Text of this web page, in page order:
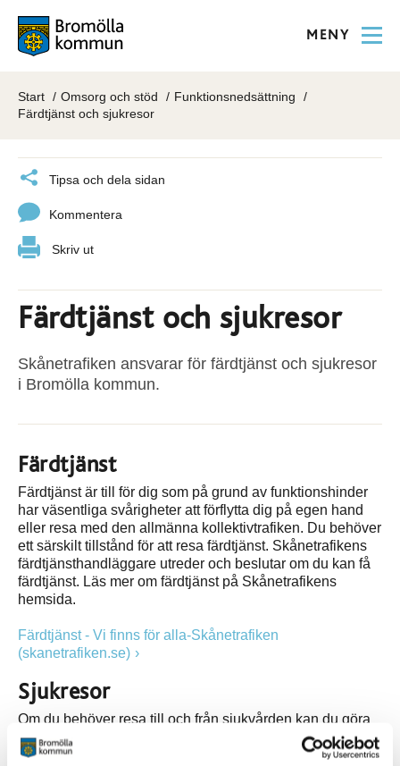
MENY
Start Omsorg och stöd
Funktionsnedsättning
Färdtjänst och sjukresor
Tipsa och dela sidan
Kommentera
Skriv ut
Färdtjänst och sjukresor
Skånetrafiken ansvarar för färdtjänst och sjukresor
i Bromölla kommun.
Färdtjänst
Färdtjänst är till för dig som på grund av funktionshinder
har väsentliga svårigheter att förflytta dig på egen hand
eller resa med den allmänna kollektivtrafiken. Du behöver
ett särskilt tillstånd för att resa färdtjänst. Skånetrafikens
färdtjänsthandläggare utreder och beslutar om du kan få
färdtjänst. Läs mer om färdtjänst på Skånetrafikens
hemsida.
Färdtjänst - Vi finns för alla-Skånetrafiken
(skanetrafiken.se)
Sjukresor
Om du behöver resa till och från sjukvården kan du göra
det på olika sätt. En sjukresa ska i första hand göras med
Skånetrafikens bussar och tåg. Om du av hälsoskäl